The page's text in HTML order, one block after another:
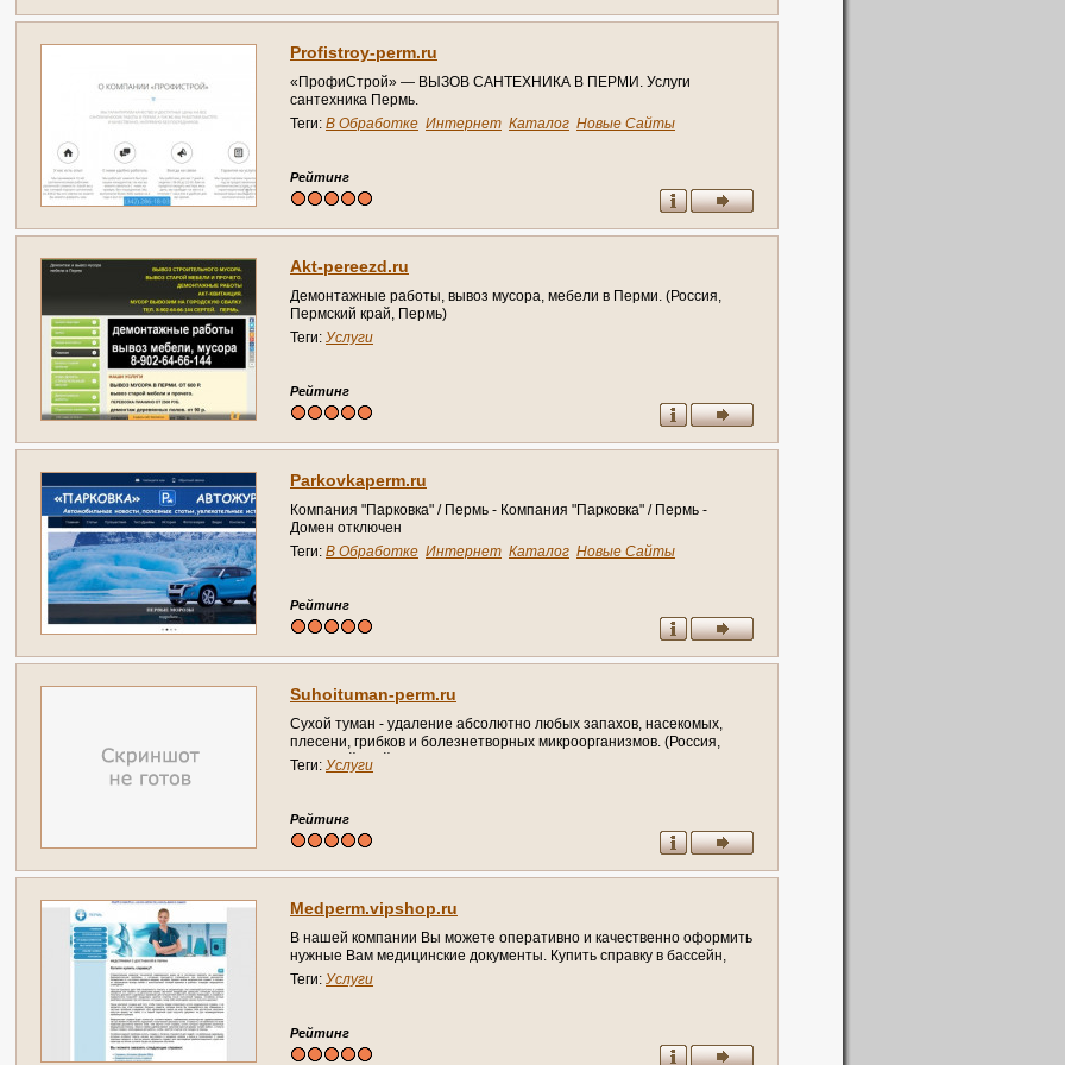
Profistroy-perm.ru
«ПрофиСтрой» — ВЫЗОВ САНТЕХНИКА В ПЕРМИ. Услуги
сантехника Пермь.
Теги: В Обработке Интернет Каталог Новые Сайты
Рейтинг
Akt-pereezd.ru
Демонтажные работы, вывоз мусора, мебели в Перми. (Россия,
Пермский край, Пермь)
Теги: Услуги
Рейтинг
Parkovkaperm.ru
Компания "Парковка" / Пермь - Компания "Парковка" / Пермь -
Домен отключен
Теги: В Обработке Интернет Каталог Новые Сайты
Рейтинг
Suhoituman-perm.ru
Сухой туман - удаление абсолютно любых запахов, насекомых,
плесени, грибков и болезнетворных микроорганизмов. (Россия,
Пермский край, Пермь)
Теги: Услуги
Рейтинг
Medperm.vipshop.ru
В нашей компании Вы можете оперативно и качественно оформить
нужные Вам медицинские документы. Купить справку в бассейн,
купить справку в спортзал, купить флюорографию, купить справку
от врача, срочно купить справку 086у и.т.п (Россия, Пермский край,
Теги: Услуги
Рейтинг